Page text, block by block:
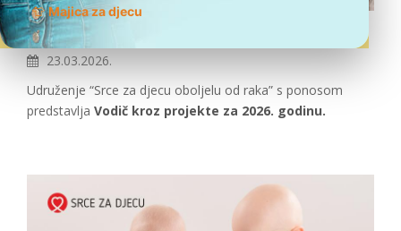
👕Majica za djecu
Vodič kroz projekte 2026.
23.03.2026.
Udruženje “Srce za djecu oboljelu od raka” s ponosom
predstavlja Vodič kroz projekte za 2026. godinu.